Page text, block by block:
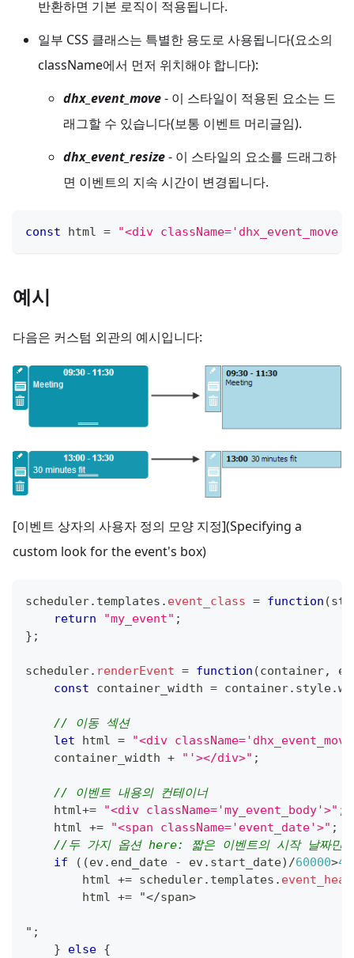
반환하면 기본 로직이 적용됩니다.
일부 CSS 클래스는 특별한 용도로 사용됩니다(요소의
className에서 먼저 위치해야 합니다):
dhx_event_move- 이 스타일이 적용된 요소는 드
래그할 수 있습니다(보통 이벤트 머리글임).
dhx_event_resize- 이 스타일의 요소를 드래그하
면 이벤트의 지속 시간이 변경됩니다.
const html = "<div className='dhx_event_move
예시
다음은 커스텀 외관의 예시입니다:
[이벤트 상자의 사용자 정의 모양 지정](Specifying a
custom look for the event's box)
scheduler. templates . event_class = function (
return
"my_event" ;
} ;
scheduler. renderEvent = function (container, ev
const container_width = container. style.
// 이동 섹션
let html =
"<div
    container_width
+ "'></div>" ;
// 이벤트 내용의 컨테이너
    html
+= "<div className='my_event_body'>" ;
    html
+= "<span className='event_date'>" ;
//두 가지 옵션 here: 짧은 이벤트의 시작 날짜만
if
( (ev. end_date - ev. start_date) /60000>40
        html
+= scheduler. templates .
        html
+= "</span>
" ;
}
else {